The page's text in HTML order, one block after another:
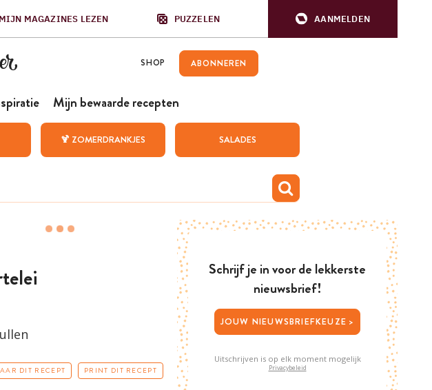
MIJN MAGAZINES LEZEN PUZZELEN AANMELDEN
SHOP ABONNEREN
Mijn bewaarde recepten
🍹 ZOMERDRANKJES SALADES
DIT RECEPT PRINT DIT RECEPT
Schrijf je in voor de lekkerste
nieuwsbrief!
JOUW NIEUWSBRIEFKEUZE >
Uitschrijven is op elk moment mogelijk
Privacybeleid